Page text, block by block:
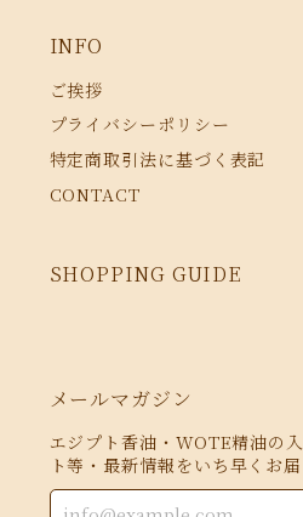
INFO
ご挨拶
プライバシーポリシー
特定商取引法に基づく表記
CONTACT
SHOPPING GUIDE
メールマガジン
エジプト香油・WOTE精油の
ト等・最新情報をいち早くお